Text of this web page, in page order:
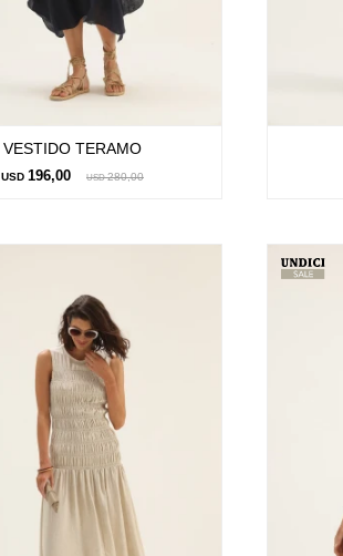
VESTIDO TERAMO
USD 196,00 USD 280,00